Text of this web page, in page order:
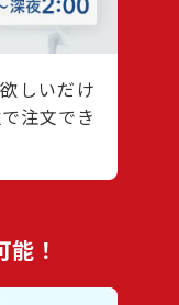
しいだけ
注文でき
！